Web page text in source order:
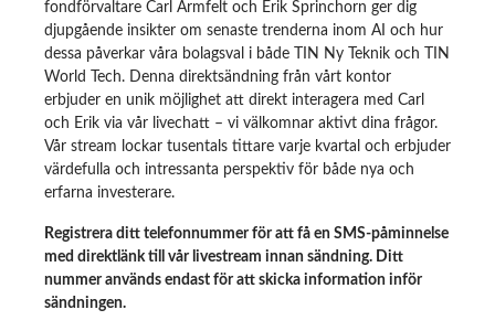
fondförvaltare Carl Armfelt och Erik Sprinchorn ger dig
djupgående insikter om senaste trenderna inom AI och hur
dessa påverkar våra bolagsval i både TIN Ny Teknik och TIN
World Tech. Denna direktsändning från vårt kontor
erbjuder en unik möjlighet att direkt interagera med Carl
och Erik via vår livechatt – vi välkomnar aktivt dina frågor.
Vår stream lockar tusentals tittare varje kvartal och erbjuder
värdefulla och intressanta perspektiv för både nya och
erfarna investerare.
Registrera ditt telefonnummer för att få en SMS-påminnelse
med direktlänk till vår livestream innan sändning. Ditt
nummer används endast för att skicka information inför
sändningen.